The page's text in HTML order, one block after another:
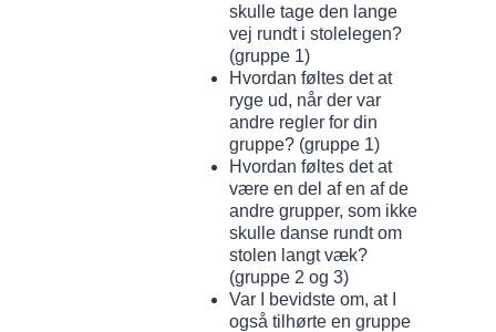
skulle tage den lange
vej rundt i stolelegen?
(gruppe 1)
Hvordan føltes det at
ryge ud, når der var
andre regler for din
gruppe? (gruppe 1)
Hvordan føltes det at
være en del af en af de
andre grupper, som ikke
skulle danse rundt om
stolen langt væk?
(gruppe 2 og 3)
Var I bevidste om, at I
også tilhørte en gruppe